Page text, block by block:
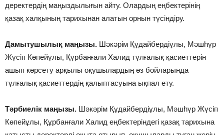
деректердің маңыздылығын айту. Олардың еңбектерінің
қазақ халқының тарихынан алатын орнын түсіндіру.
Дамытушылық маңызы. Шәкәрім Құдайбердіұлы, Мәшһүр
Жүсіп Көпейұлы, Құрбанғали Халид тұлғалық қасиеттерін
ашып көрсету арқылы оқушылардың өз бойларында
тұлғалық қасиеттердің қалыптасуына ықпал ету.
Тәрбиелік маңызы. Шәкәрім Құдайбердіұлы, Мәшһүр Жүсіп
Көпейұлы, Құрбанғали Халид еңбектеріндегі қазақ тарихына